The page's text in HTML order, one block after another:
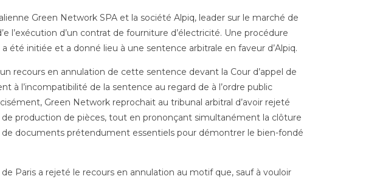
Green Network SPA et la société Alpiq, leader sur le marché de
l’exécution d’un contrat de fourniture d’électricité. Une procédure
a été initiée et a donné lieu à une sentence arbitrale en faveur d’Alpiq.
recours en annulation de cette sentence devant la Cour d’appel de
à l’incompatibilité de la sentence au regard de à l’ordre public
Green Network reprochait au tribunal arbitral d’avoir rejeté
production de pièces, tout en prononçant simultanément la clôture
de documents prétendument essentiels pour démontrer le bien-fondé
de Paris a rejeté le recours en annulation au motif que, sauf à vouloir